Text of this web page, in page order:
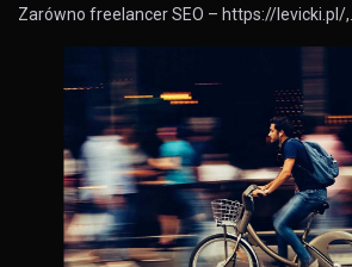
Zarówno freelancer SEO – https://levicki.pl/,…